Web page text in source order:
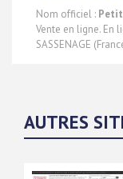
Nom officiel :
Vente en ligne. En
SASSENAGE
AUTRES